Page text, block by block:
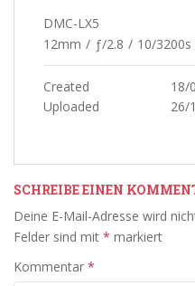
DMC-LX5
12mm / ƒ/2.8 / 10/3200s
Created
18/
Uploaded
26/
SCHREIBE EINEN
Deine E-Mail-Adresse wird
Felder sind mit * markiert
Kommentar *